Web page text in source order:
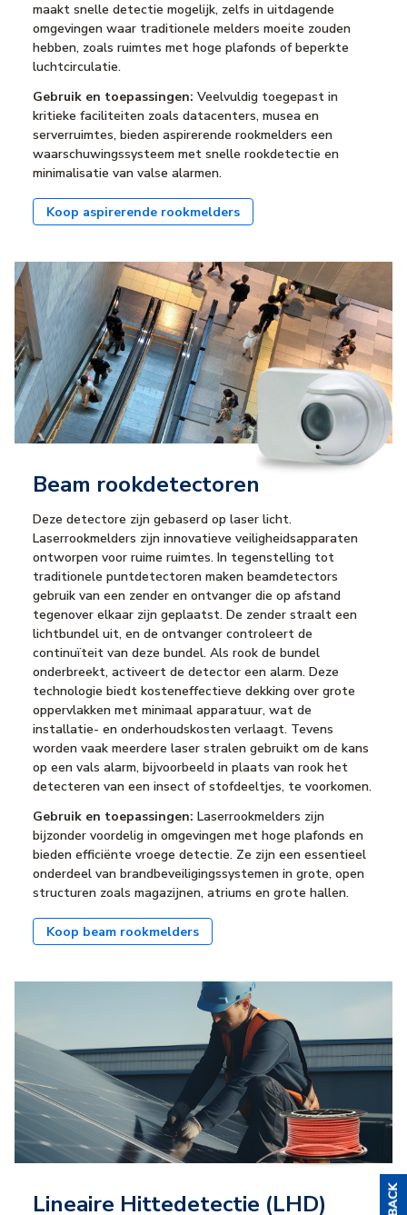
maakt snelle detectie mogelijk, zelfs in uitdagende
omgevingen waar traditionele melders moeite zouden
hebben, zoals ruimtes met hoge plafonds of beperkte
luchtcirculatie.
Gebruik en toepassingen: Veelvuldig toegepast in
kritieke faciliteiten zoals datacenters, musea en
serverruimtes, bieden aspirerende rookmelders een
waarschuwingssysteem met snelle rookdetectie en
minimalisatie van valse alarmen.
Koop aspirerende rookmelders
Beam rookdetectoren
Deze detectore zijn gebaserd op laser licht.
Laserrookmelders zijn innovatieve veiligheidsapparaten
ontworpen voor ruime ruimtes. In tegenstelling tot
traditionele puntdetectoren maken beamdetectors
gebruik van een zender en ontvanger die op afstand
tegenover elkaar zijn geplaatst. De zender straalt een
lichtbundel uit, en de ontvanger controleert de
continuïteit van deze bundel. Als rook de bundel
onderbreekt, activeert de detector een alarm. Deze
technologie biedt kosteneffectieve dekking over grote
oppervlakken met minimaal apparatuur, wat de
installatie- en onderhoudskosten verlaagt. Tevens
worden vaak meerdere laser stralen gebruikt om de kans
op een vals alarm, bijvoorbeeld in plaats van rook het
detecteren van een insect of stofdeeltjes, te voorkomen.
Gebruik en toepassingen: Laserrookmelders zijn
bijzonder voordelig in omgevingen met hoge plafonds en
bieden efficiënte vroege detectie. Ze zijn een essentieel
onderdeel van brandbeveiligingssystemen in grote, open
structuren zoals magazijnen, atriums en grote hallen.
Koop beam rookmelders
Lineaire Hittedetectie (LHD)